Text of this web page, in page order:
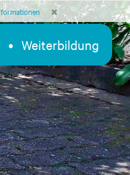
Weiterbildung